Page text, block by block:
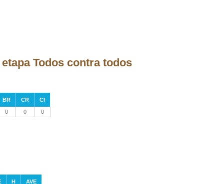
Todos contra todos
BR CR
CI
0 0 0
H
AVE